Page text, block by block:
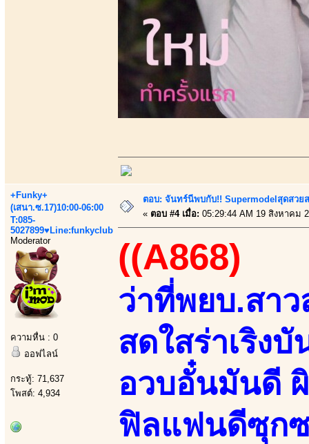
+Funky+
(เสนา.ซ.17)10:00-06:00
T:085-
5027899♥Line:funkyclub
Moderator
ความหื่น : 0
ออฟไลน์
กระทู้: 71,637
โพสต์: 4,934
ตอบ: จันทร์นีพบกับ!! Supermodelสุดสวย
« ตอบ #4 เมื่อ: 05:29:44 AM 19 สิงหาคม
((A868)
ว่าที่พยบ.สาว
สดใสร่าเริง
อวบอั๋นมันดี
ฟิลแฟนดีซุก